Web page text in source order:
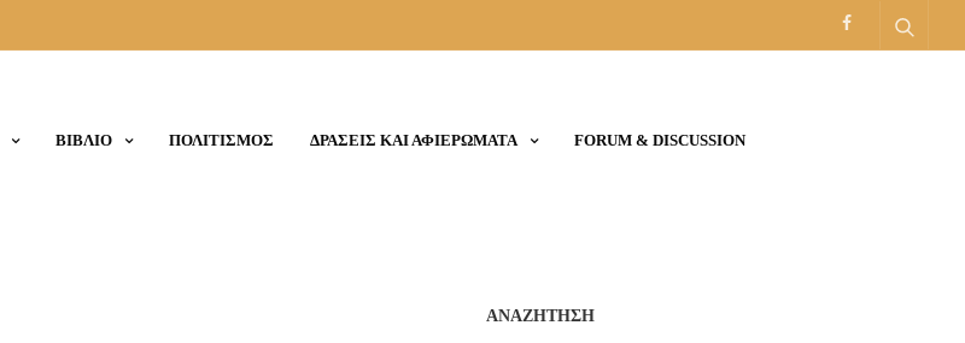
ΒΙΒΛΙΟ ΠΟΛΙΤΙΣΜΟΣ ΔΡΑΣΕΙΣ ΚΑΙ ΑΦΙΕΡΩΜΑΤΑ FORUM & DISCUSSION
ΑΝΑΖΗΤΗΣΗ